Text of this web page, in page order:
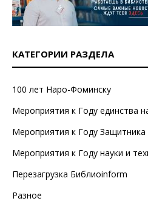
КАТЕГОРИИ РАЗДЕЛА
100 лет Наро-Фоминску
Мероприятия к Году единства
Мероприятия к Году Защитника
Мероприятия к Году науки и
Перезагрузка Библиоinform
Разное